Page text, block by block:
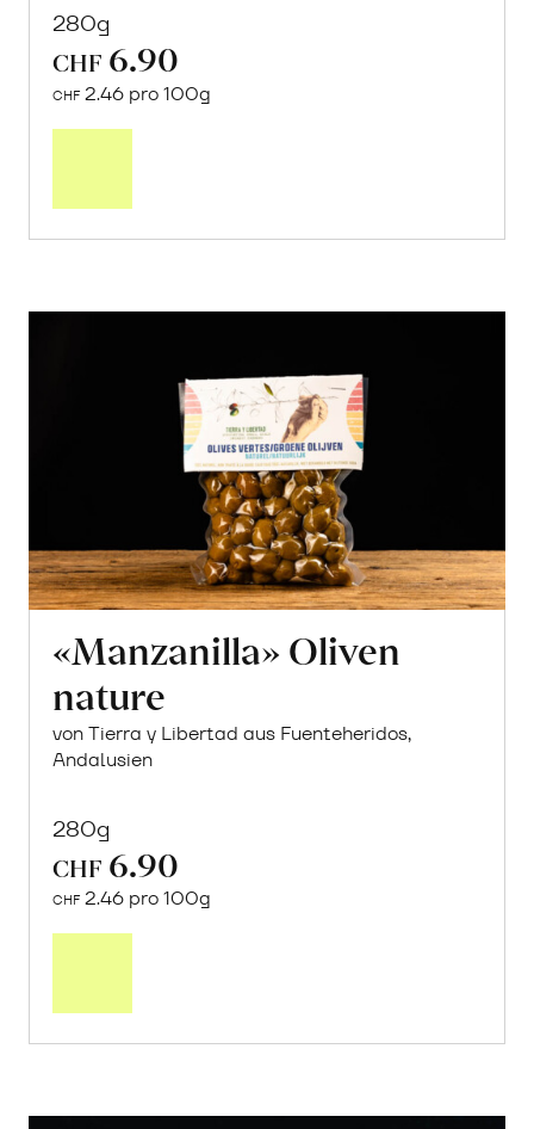
280g
CHF 6.90
CHF 2.46 pro 100g
«Manzanilla» Oliven
nature
von Tierra y Libertad aus Fuenteheridos,
Andalusien
280g
CHF 6.90
CHF 2.46 pro 100g